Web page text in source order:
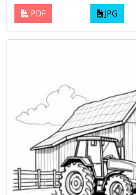
PDF JPG